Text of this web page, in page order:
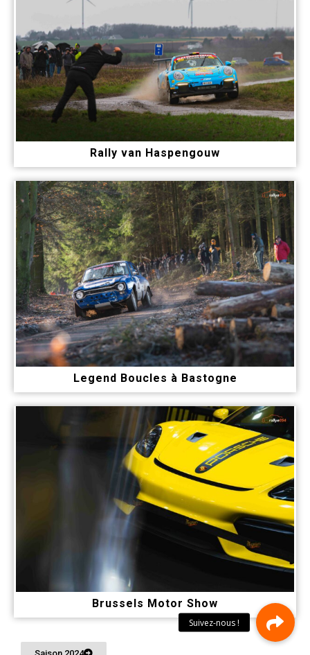
Rally van Haspengouw
Legend Boucles à Bastogne
Brussels Motor Show